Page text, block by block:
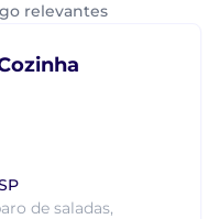
relevantes
de saladas,